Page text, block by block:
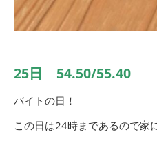
25日 54.50/55.40
バイトの日！
この日は24時まであるので家